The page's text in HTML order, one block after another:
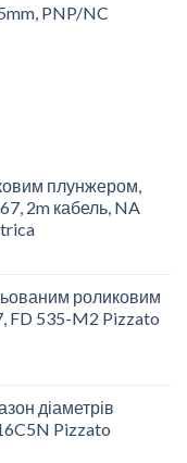
PNP/NC
плунжером,
2m кабель, NA
роликовим
FD 535-M2 Pizzato
діаметрів
Pizzato